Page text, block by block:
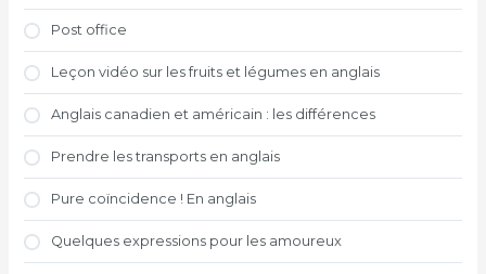
Post office
Leçon vidéo sur les fruits et légumes en anglais
Anglais canadien et américain : les différences
Prendre les transports en anglais
Pure coïncidence ! En anglais
Quelques expressions pour les amoureux